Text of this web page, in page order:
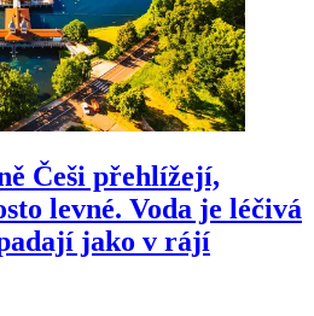
Češi přehlížejí,
levné. Voda je léčivá
jako v rájí